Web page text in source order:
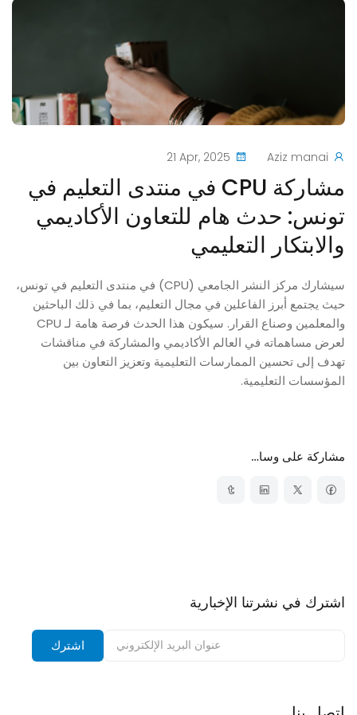
Aziz manai
21 Apr, 2025
مشاركة CPU في منتدى التعليم في
تونس: حدث هام للتعاون الأكاديمي
والابتكار التعليمي
سيشارك مركز النشر الجامعي (CPU) في منتدى التعليم في تونس،
حيث يجتمع أبرز الفاعلين في مجال التعليم، بما في ذلك الباحثين
والمعلمين وصناع القرار. سيكون هذا الحدث فرصة هامة لـ CPU
لعرض مساهماته في العالم الأكاديمي والمشاركة في مناقشات
تهدف إلى تحسين الممارسات التعليمية وتعزيز التعاون بين
المؤسسات التعليمية.
مشاركة على وسائل التواصل الاجتماعي
اشترك في نشرتنا الإخبارية
اشترك